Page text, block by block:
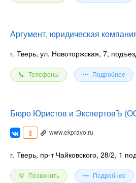
Аргумент, юридическая
г. Тверь, ул. Новоторжская, 7,
Телефоны Подробнее
Бюро Юристов и ЭкспертовЪ
www.ekpravo.ru
г. Тверь, пр-т Чайковского, 28/2, 1
Позвонить Подробнее